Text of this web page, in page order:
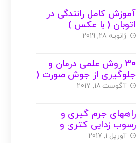
آموزش کامل رانندگی در
اتوبان ( با عکس )
ژانویه 28, 2019
30 روش علمی درمان و
جلوگیری از جوش صورت (
با عکس )
آگوست 18, 2017
راههای جرم گیری و
رسوب زدایی کتری و
سماور ( با عکس )
آوریل 1, 2017